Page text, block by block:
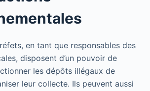
en tant que responsables des
disposent d’un pouvoir de
les dépôts illégaux de
leur collecte. Ils peuvent aussi